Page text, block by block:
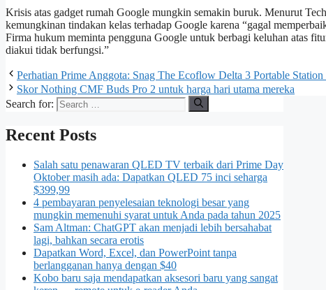
Krisis atas gadget rumah Google mungkin semakin buruk. Menurut
kemungkinan tindakan kelas terhadap Google karena “gagal
Firma hukum meminta pengguna Google untuk berbagi keluhan atas
diakui tidak berfungsi.”
Perhatian Prime Anggota: Snag The Ecoflow Delta 3 Portable
Skor Nothing CMF Buds Pro 2 untuk harga hari utama mereka
Search for:
Recent Posts
Salah satu penawaran QLED TV terbaik dari Prime Day
Oktober masih ada: Dapatkan QLED 75 inci seharga
$399,99
4 pembayaran penyelesaian teknologi besar yang
mungkin memenuhi syarat untuk Anda pada tahun 2025
Sam Altman: ChatGPT akan menjadi lebih bersahabat
lagi, bahkan secara erotis
Dapatkan Word, Excel, dan PowerPoint tanpa
berlangganan hanya dengan $40
Kobo baru saja mendapatkan aksesori baru yang sangat